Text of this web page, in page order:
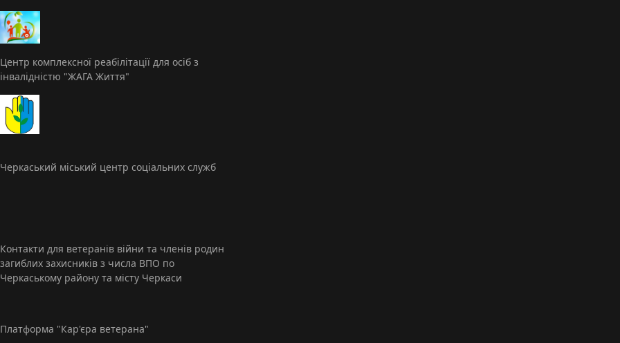
Центр комплексної реабілітації для осіб з
інвалідністю "ЖАГА Життя"
Черкаський міський центр соціальних служб
Контакти для ветеранів війни та членів родин
загиблих захисників з числа ВПО по
Черкаському району та місту Черкаси
Платформа "Кар'єра ветерана"